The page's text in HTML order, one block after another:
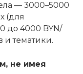
— 3000–5000
(для
до 4000 BYN/
и тематики.
не имея